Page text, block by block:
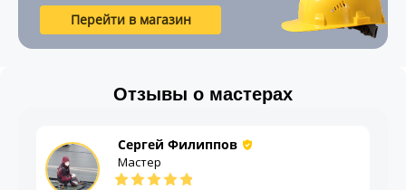
Перейти в магазин
Отзывы о мастерах
Сергей Филиппов
Мастер